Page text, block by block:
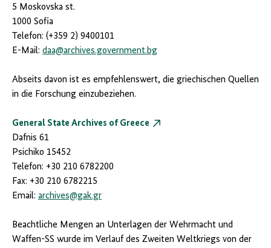
5 Moskovska st.
1000 Sofia
Telefon: (+359 2) 9400101
E-Mail: daa@archives.government.bg
Abseits davon ist es empfehlenswert, die griechischen Quellen
in die Forschung einzubeziehen.
General State Archives of Greece
Dafnis 61
Psichiko 15452
Telefon: +30 210 6782200
Fax: +30 210 6782215
Email: archives@gak.gr
Beachtliche Mengen an Unterlagen der Wehrmacht und
Waffen-SS wurde im Verlauf des Zweiten Weltkriegs von der